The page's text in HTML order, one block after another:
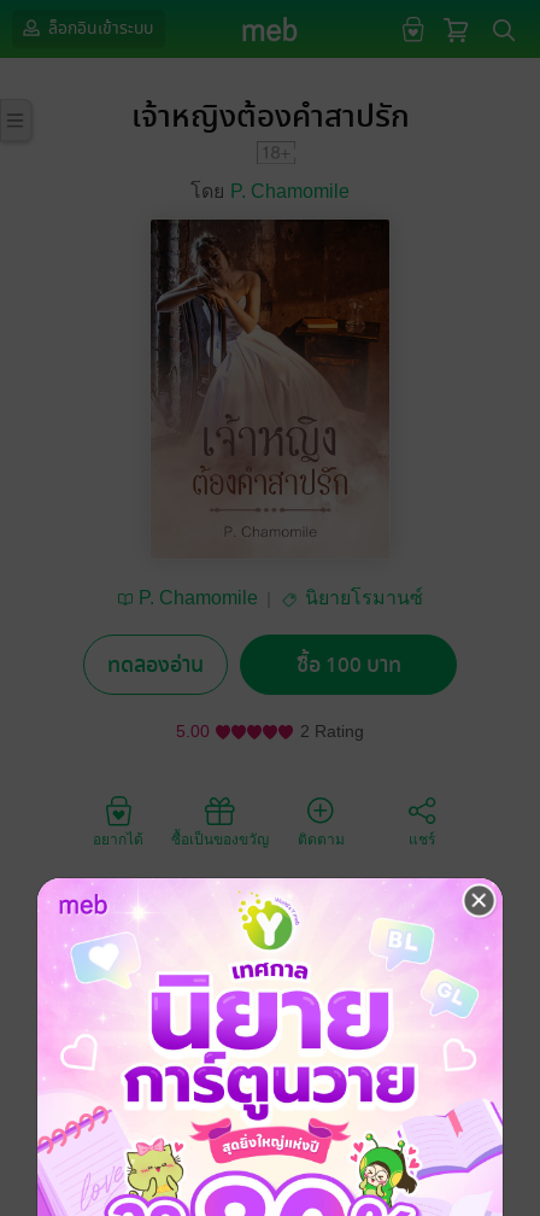
ล็อกอินเข้าระบบ
เจ้าหญิงต้องคำสาปรัก
โดย P. Chamomile
P. Chamomile นิยายโรมานซ์
ทดลองอ่าน ซื้อ 100 บาท
5.00 2 Rating
อยากได้ ซื้อเป็นของขวัญ ติดตาม แชร์
เมื่อเจ้าหญิงแสนสวยถูกคำสาปให้รูปร่างกลายเป็น
อัปลักษณ์ เธอจึงต้องทำทุกวิถีทางเพื่อแก้คำสาปนั้นให้ได้
แม้จะต้องพรากพรหมจรรย์ของเธอไปก็ตาม...
ขายพรหมจรรย์ แลกกับเงินจำนวนมาก คุณสมบัติเป็นชาย
โสด ไร้พันธะผูกพัน จำนวน 1 คน
“ข้าโดนสาป จริงๆ แล้วข้าคือเจ้าหญิงราเดลล่า ลูกสาว
ของกษัตริย์กาเรลกับราชินีราเซียแห่งคามิลล่า ข้าโดน
อาจารย์... ไม่ใช่สิ! ต้องเรียกว่าแม่มดคาเลนสาปให้มีรูป
ร่างอัปลักษณ์อย่างนี้”
“แล้วเจ้าจะต้องทำอย่างไรเพื่อที่จะสามารถแก้คำสาปนี้ได้”
“ข้าต้องหาชายโสด ไร้พันธะผูกพัน และรักข้าจริงมาร่วม